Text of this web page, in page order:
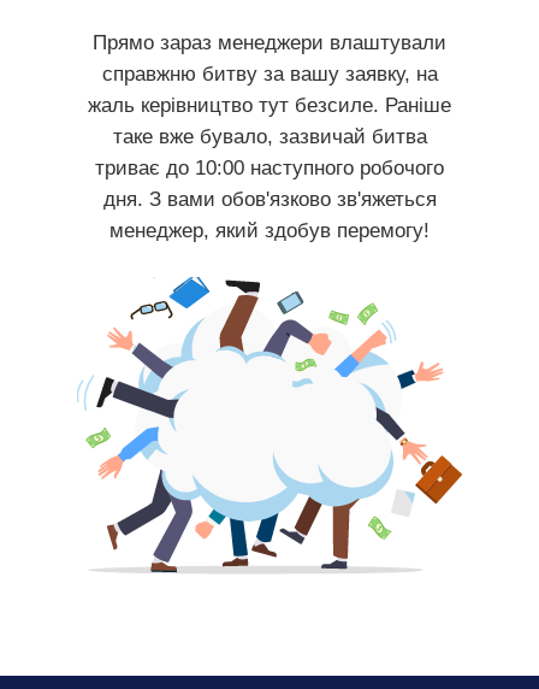
Прямо зараз менеджери влаштували
справжню битву за вашу заявку, на
жаль керівництво тут безсиле. Раніше
таке вже бувало, зазвичай битва
триває до 10:00 наступного робочого
дня. З вами обов'язково зв'яжеться
менеджер, який здобув перемогу!